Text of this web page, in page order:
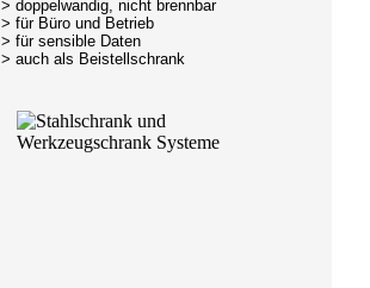
> doppelwandig, nicht brennbar
> für Büro und Betrieb
> für sensible Daten
> auch als Beistellschrank